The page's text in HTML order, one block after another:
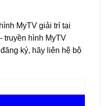
MyTV giải trí tại
truyền hình MyTV
ký, hãy liên hệ bộ